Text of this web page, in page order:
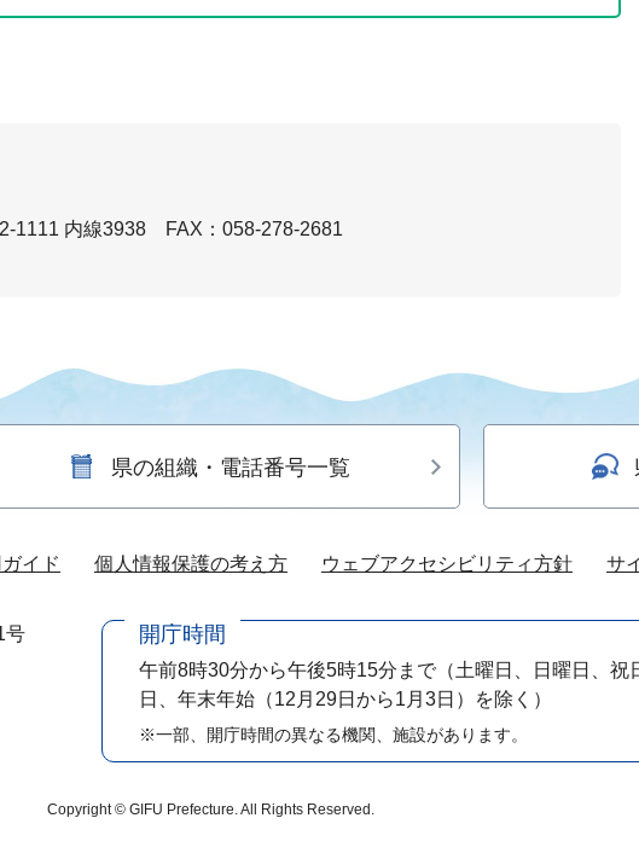
1111 内線3938
FAX：058-278-2681
県の組織・電話番号一覧
イド 個人情報保護の考え方 ウェブアクセシビリティ方針 サ
号
開庁時間
午前8時30分から午後5時15分まで （土曜日、日曜日、祝
日、年末年始（12月29日から1月3日）を除く）
※一部、開庁時間の異なる機関、施設があります。
Copyright © GIFU Prefecture. All Rights Reserved.